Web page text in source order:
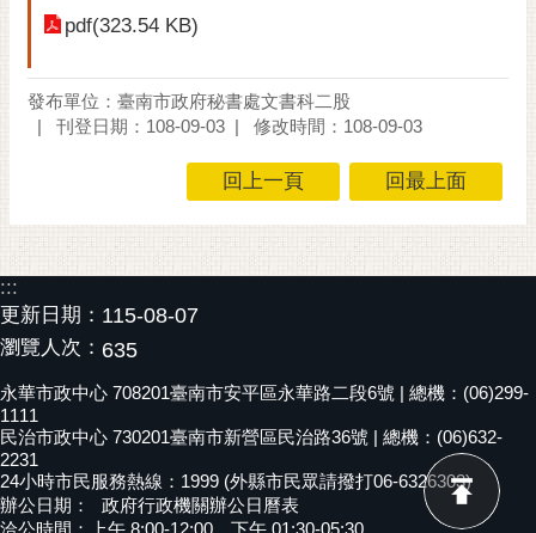
RSS
訂
閱
電
市
民
信
箱
English
日
本
語
隱
pdf(323.54 KB)
發布單位：臺南市政府秘書處文書科二股
刊登日期：108-09-03
修改時間：108-09-03
回上一頁 回最上面
:::
更新日期： 115-08-07
瀏覽人次： 635
永華市政中心 708201臺南市安平區永華路二段6號 | 總機：(06)299-
1111
民治市政中心 730201臺南市新營區民治路36號 | 總機：(06)632-
2231
24小時市民服務熱線：1999 (外縣市民眾請撥打06-6326303)
辦公日期：
政府行政機關辦公日曆表
洽公時間：上午 8:00-12:00，下午 01:30-05:30